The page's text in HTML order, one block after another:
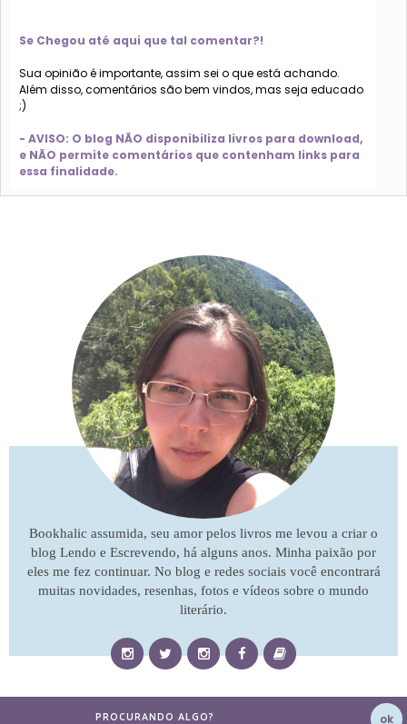
Se Chegou até aqui que tal comentar?!
Sua opinião é importante, assim sei o que está achando.
Além disso, comentários são bem vindos, mas seja educado
;)
- AVISO: O blog NÃO disponibiliza livros para download,
e NÃO permite comentários que contenham links para
essa finalidade.
Bookhalic assumida, seu amor pelos livros me levou a criar o
blog Lendo e Escrevendo, há alguns anos. Minha paixão por
eles me fez continuar. No blog e redes sociais você encontrará
muitas novidades, resenhas, fotos e vídeos sobre o mundo
literário.